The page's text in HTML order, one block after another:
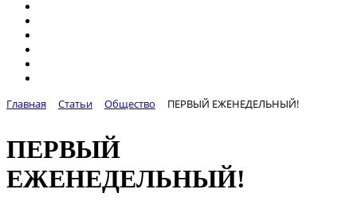
Главная Статьи Общество ПЕРВЫЙ ЕЖЕНЕДЕЛЬНЫЙ!
ПЕРВЫЙ
ЕЖЕНЕДЕЛЬНЫЙ!